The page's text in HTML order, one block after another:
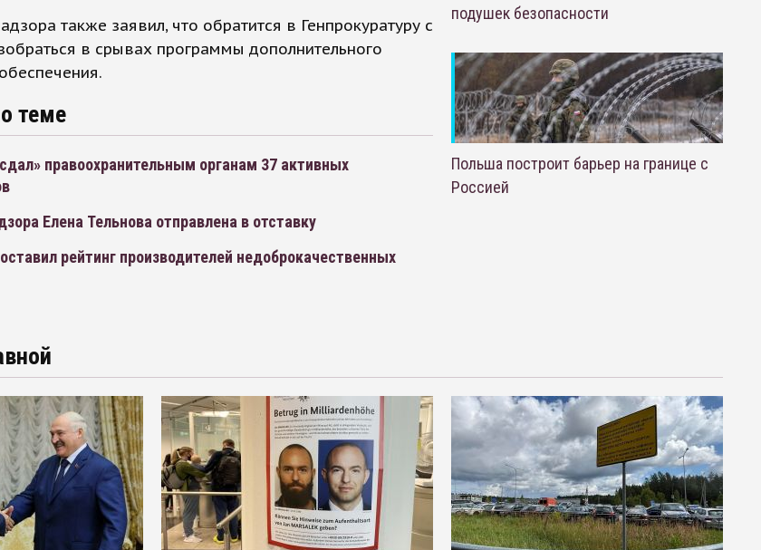
также заявил, что обратится в Генпрокуратуру с
в срывах программы дополнительного
теме
правоохранительным органам 37 активных
Елена Тельнова отправлена в отставку
рейтинг производителей недоброкачественных
подушек безопасности
Польша построит барьер на границе с
Россией